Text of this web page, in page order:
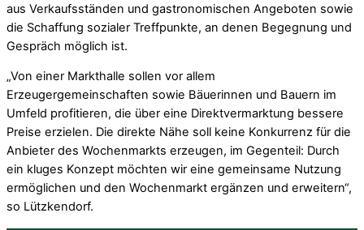
aus Verkaufsständen und gastronomischen Angeboten sowie
die Schaffung sozialer Treffpunkte, an denen Begegnung und
Gespräch möglich ist.
„Von einer Markthalle sollen vor allem
Erzeugergemeinschaften sowie Bäuerinnen und Bauern im
Umfeld profitieren, die über eine Direktvermarktung bessere
Preise erzielen. Die direkte Nähe soll keine Konkurrenz für die
Anbieter des Wochenmarkts erzeugen, im Gegenteil: Durch
ein kluges Konzept möchten wir eine gemeinsame Nutzung
ermöglichen und den Wochenmarkt ergänzen und erweitern“,
so Lützkendorf.